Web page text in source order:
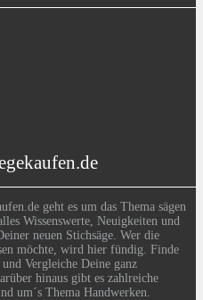
geht es um das Thema sägen
Wissenswerte, Neuigkeiten und
neuen Stichsäge. Wer die
möchte, wird hier fündig. Finde
Vergleiche Deine ganz
hinaus gibt es zahlreiche
um´s Thema Handwerken.